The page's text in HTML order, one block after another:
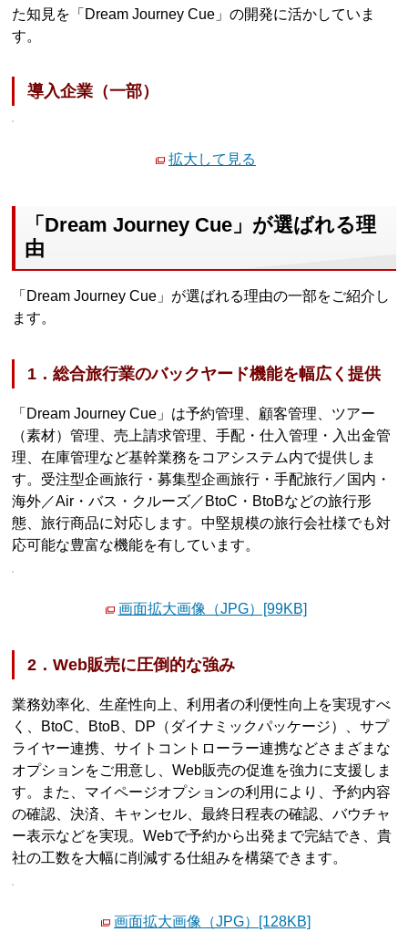
た知見を「Dream Journey Cue」の開発に活かしていま
す。
導入企業（一部）
拡大して見る
「Dream Journey Cue」が選ばれる理
由
「Dream Journey Cue」が選ばれる理由の一部をご紹介し
ます。
1．総合旅行業のバックヤード機能を幅広く提供
「Dream Journey Cue」は予約管理、顧客管理、ツアー
（素材）管理、売上請求管理、手配・仕入管理・入出金管
理、在庫管理など基幹業務をコアシステム内で提供しま
す。受注型企画旅行・募集型企画旅行・手配旅行／国内・
海外／Air・バス・クルーズ／BtoC・BtoBなどの旅行形
態、旅行商品に対応します。中堅規模の旅行会社様でも対
応可能な豊富な機能を有しています。
画面拡大画像（JPG）[99KB]
2．Web販売に圧倒的な強み
業務効率化、生産性向上、利用者の利便性向上を実現すべ
く、BtoC、BtoB、DP（ダイナミックパッケージ）、サプ
ライヤー連携、サイトコントローラー連携などさまざまな
オプションをご用意し、Web販売の促進を強力に支援しま
す。また、マイページオプションの利用により、予約内容
の確認、決済、キャンセル、最終日程表の確認、バウチャ
ー表示などを実現。Webで予約から出発まで完結でき、貴
社の工数を大幅に削減する仕組みを構築できます。
画面拡大画像（JPG）[128KB]